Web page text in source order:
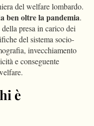
del welfare lombardo.
ben oltre la pandemia.
presa in carico dei
del sistema socio-
invecchiamento
e conseguente
è